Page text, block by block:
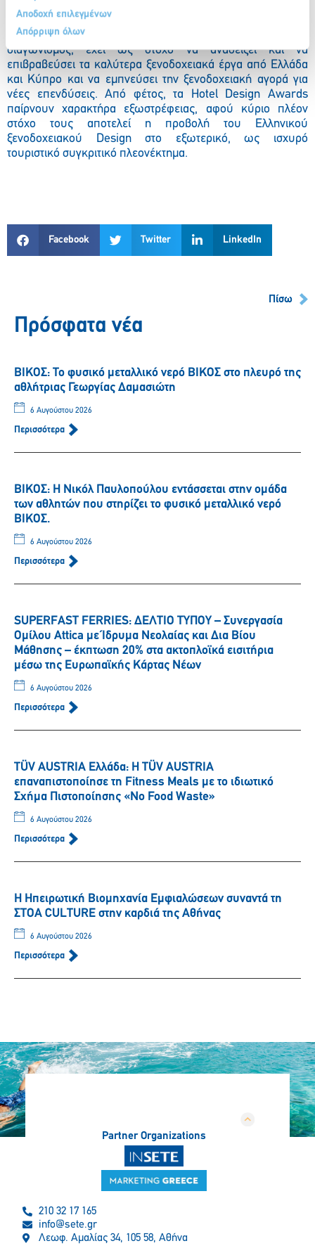
Αποδοχή επιλεγμένων
Απόρριψη όλων
Τα
Hotel Design Awards,
ρόλο που κατέχει το 100% Hotel Show στην Κατασκευή και
την Ανακαίνιση των Ελληνικών ξενοδοχείων. Ο
διαγωνισμός, έχει ως στόχο να αναδείξει και να
επιβραβεύσει τα καλύτερα ξενοδοχειακά έργα από Ελλάδα
και Κύπρο και να εμπνεύσει την ξενοδοχειακή αγορά για
νέες επενδύσεις. Από φέτος, τα Hotel Design Awards
παίρνουν χαρακτήρα εξωστρέφειας, αφού κύριο πλέον
στόχο τους αποτελεί η προβολή του Ελληνικού
ξενοδοχειακού Design στο εξωτερικό, ως ισχυρό
τουριστικό συγκριτικό πλεονέκτημα.
Facebook Twitter LinkedIn
Πίσω
Πρόσφατα νέα
ΒΙΚΟΣ: Το φυσικό μεταλλικό νερό ΒΙΚΟΣ στο πλευρό της
αθλήτριας Γεωργίας Δαμασιώτη
6 Αυγούστου 2026
Περισσότερα
ΒΙΚΟΣ: Η Νικόλ Παυλοπούλου εντάσσεται στην ομάδα
των αθλητών που στηρίζει το φυσικό μεταλλικό νερό
ΒΙΚΟΣ.
6 Αυγούστου 2026
Περισσότερα
SUPERFAST FERRIES: ΔΕΛΤΙΟ ΤΥΠΟΥ – Συνεργασία
Ομίλου Attica με Ίδρυμα Νεολαίας και Δια Βίου
Μάθησης – έκπτωση 20% στα ακτοπλοϊκά εισιτήρια
μέσω της Ευρωπαϊκής Κάρτας Νέων
6 Αυγούστου 2026
Περισσότερα
TÜV AUSTRIA Ελλάδα: Η TÜV AUSTRIA
επαναπιστοποίησε τη Fitness Meals με το ιδιωτικό
Σχήμα Πιστοποίησης «No Food Waste»
6 Αυγούστου 2026
Περισσότερα
Η Ηπειρωτική Βιομηχανία Εμφιαλώσεων συναντά τη
ΣΤΟΑ CULTURE στην καρδιά της Αθήνας
6 Αυγούστου 2026
Περισσότερα
Partner Organizations
210 32 17 165
info@sete.gr
Λεωφ. Αμαλίας 34, 105 58, Αθήνα